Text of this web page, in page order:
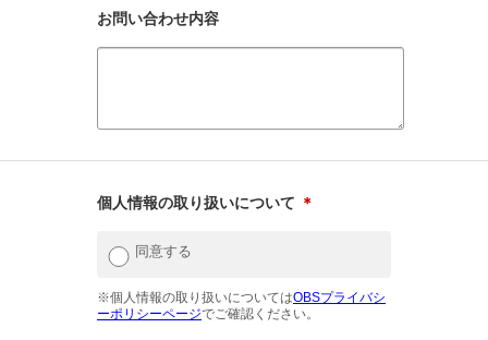
お問い合わせ内容
個人情報の取り扱いについて ＊
同意する
※個人情報の取り扱いについてはOBSプライバシ
ーポリシーページでご確認ください。